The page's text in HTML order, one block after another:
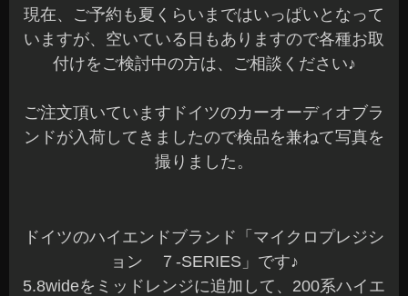
現在、ご予約も夏くらいまではいっぱいとなって
いますが、空いている日もありますので各種お取
付けをご検討中の方は、ご相談ください♪
ご注文頂いていますドイツのカーオーディオブラ
ンドが入荷してきましたので検品を兼ねて写真を
撮りました。
ドイツのハイエンドブランド「マイクロプレジシ
ョン ７-SERIES」です♪
5.8wideをミッドレンジに追加して、200系ハイエ